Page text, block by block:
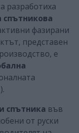
разработиха
спътникова
фазирани
представен
е
спътника във
от руски